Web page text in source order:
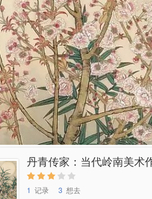
丹青传家：当代岭南美术
1 记录 3 想去